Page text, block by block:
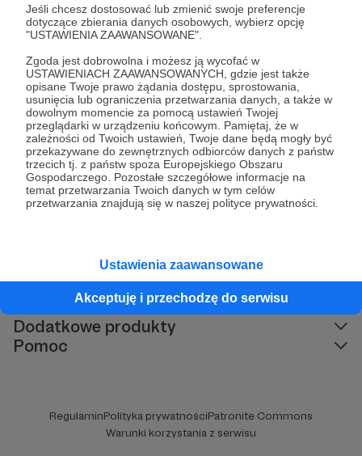
Jeśli chcesz dostosować lub zmienić swoje preferencje
dotyczące zbierania danych osobowych, wybierz opcję
"USTAWIENIA ZAAWANSOWANE".
Zgoda jest dobrowolna i możesz ją wycofać w
USTAWIENIACH ZAAWANSOWANYCH, gdzie jest także
opisane Twoje prawo żądania dostępu, sprostowania,
usunięcia lub ograniczenia przetwarzania danych, a także w
dowolnym momencie za pomocą ustawień Twojej
przeglądarki w urządzeniu końcowym. Pamiętaj, że w
zależności od Twoich ustawień, Twoje dane będą mogły być
przekazywane do zewnętrznych odbiorców danych z państw
trzecich tj. z państw spoza Europejskiego Obszaru
Gospodarczego. Pozostałe szczegółowe informacje na
temat przetwarzania Twoich danych w tym celów
przetwarzania znajdują się w naszej polityce prywatności.
Ustawienia zaawansowane
Akceptuję i przechodzę do serwisu
0wyświetleń
Sen to 36% życia. Powinien być zdrowy i spokojny,
regenerujący i dodający wigoru. Czy zawsze jest
taki? Czy można mówić o lubieniu siebie, szacunku i
dbałości o siebie zaniedbując 36% życia? Zobacz i
posłuchaj o najpopularniejszych stresach -
niszczących dobry sen. I łatwo zmień to co potrzeba
Komentarze
Kategorie
O Patronite
Dodatkowe produkty
Pomoc
RegulaminPolityka prywatnościPatronite Commons
Warunki korzystania z serwisu